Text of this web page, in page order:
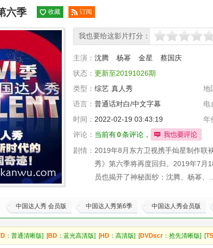
六季 收藏
订阅
我也要给这影片打分：
很差较差 还行推荐 力荐
主演： 沈腾 杨幂 金星
蔡国庆
状态： 更新至20191026期
类型： 综艺 真人秀 地
语言： 普通话对白/中文字幕 电
时间： 2022-02-19 03:43:19 年
评论： 当前有0条评论，
剧情： 2019年8月东方卫视携手灿星制作联
秀》第六季将再度回归。2019年7月
员也揭开了神秘面纱：沈腾、杨幂、
中国达人秀 会员版 中国达人秀第6季 中国达人秀会员版
：普通清晰版] [BD ：蓝光高清版] [HD ：高清版] [DVDscr ：抢先清晰版] [